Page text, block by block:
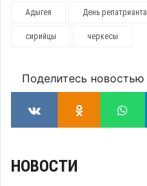
Адыгея День репатрианта
сирийцы черкесы
Поделитесь новостью
НОВОСТИ